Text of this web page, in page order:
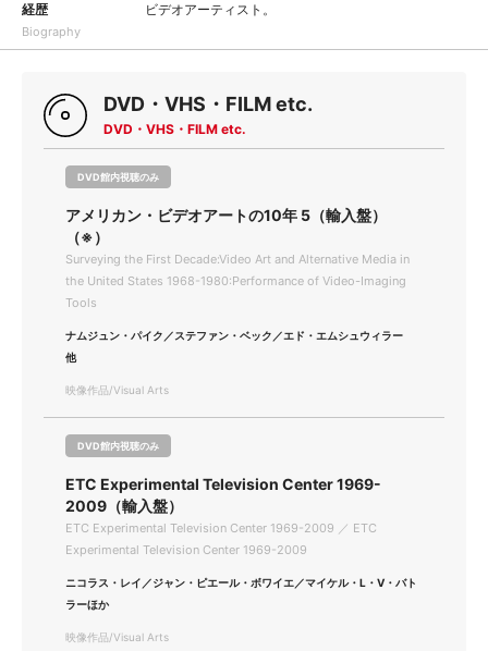
経歴
Biography
ビデオアーティスト。
DVD・VHS・FILM etc.
DVD・VHS・FILM etc.
DVD館内視聴のみ
アメリカン・ビデオアートの10年 5（輸入盤）
（※）
Surveying the First Decade:Video Art and Alternative Media in
the United States 1968-1980:Performance of Video-Imaging
Tools
ナムジュン・パイク／ステファン・ベック／エド・エムシュウィラー
他
映像作品/Visual Arts
DVD館内視聴のみ
ETC Experimental Television Center 1969-
2009（輸入盤）
ETC Experimental Television Center 1969-2009 ／ ETC
Experimental Television Center 1969-2009
ニコラス・レイ／ジャン・ピエール・ボワイエ／マイケル・L・V・バト
ラーほか
映像作品/Visual Arts